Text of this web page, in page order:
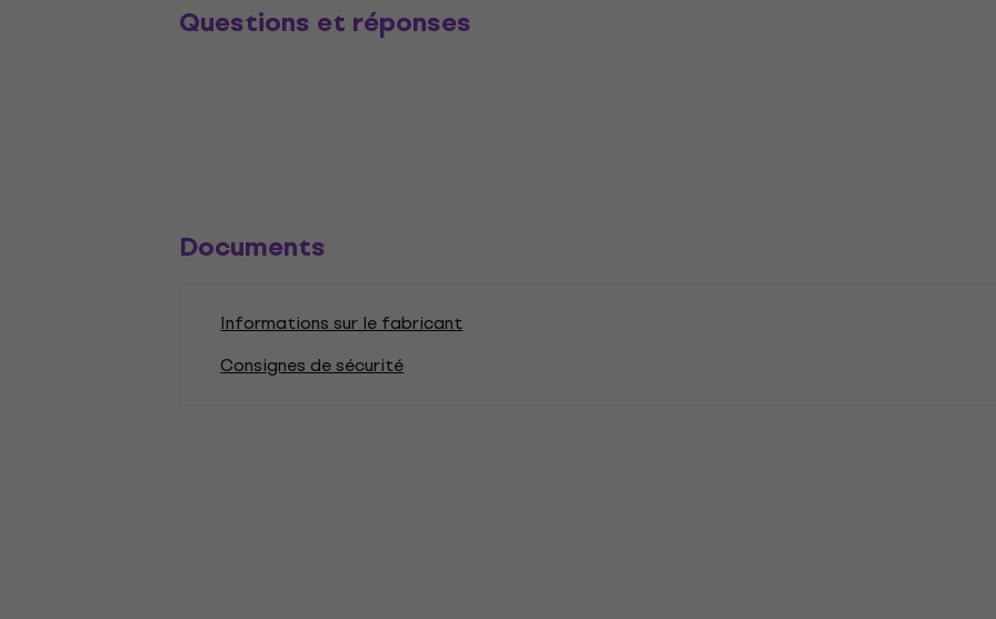
Questions et réponses
Documents
Informations sur le fabricant
Consignes de sécurité